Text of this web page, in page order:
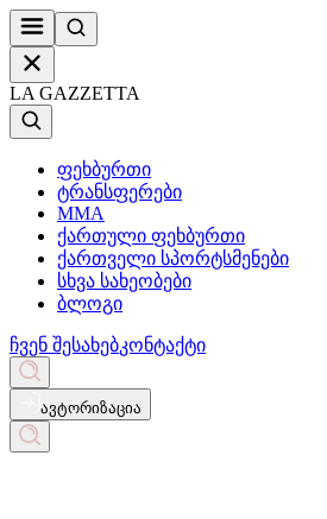
LA GAZZETTA
ფეხბურთი
ტრანსფერები
MMA
ქართული ფეხბურთი
ქართველი სპორტსმენები
სხვა სახეობები
ბლოგი
ჩვენ შესახებკონტაქტი
ავტორიზაცია